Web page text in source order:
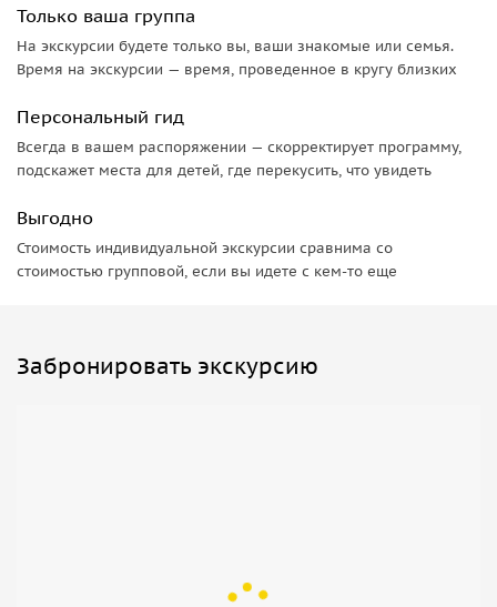
Только ваша группа
На экскурсии будете только вы, ваши знакомые или семья.
Время на экскурсии — время, проведенное в кругу близких
Персональный гид
Всегда в вашем распоряжении — скорректирует программу,
подскажет места для детей, где перекусить, что увидеть
Выгодно
Стоимость индивидуальной экскурсии сравнима со
стоимостью групповой, если вы идете с кем-то еще
Забронировать экскурсию